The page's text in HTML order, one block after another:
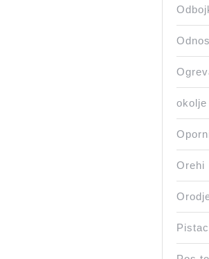
okolje
Orehi